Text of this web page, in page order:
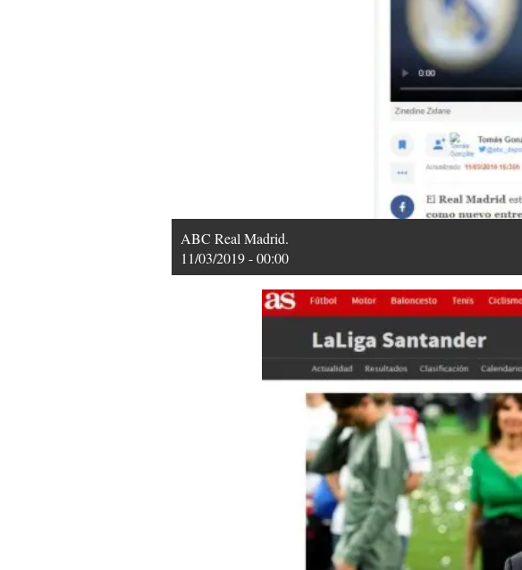
ABC Real Madrid.
11/03/2019 - 00:00